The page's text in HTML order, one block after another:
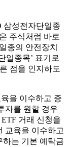
삼성전자단일종
주식처럼 바로
종의 안전장치
일종목’ 표기로
점을 인지하도
을 이수하고 증
자를 원할 경우
거래 신청을
교육을 이수하고
하는 기본 예탁금